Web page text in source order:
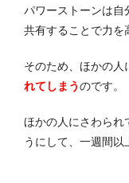
パワーストーンは自
共有することで力を
そのため、ほかの人
れてしまうのです。
ほかの人にさわられ
うにして、一週間以